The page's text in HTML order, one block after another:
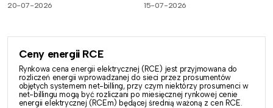
20-07-2026 15-07-2026
Ceny energii RCE
Rynkowa cena energii elektrycznej (RCE) jest przyjmowana do
rozliczeń energii wprowadzanej do sieci przez prosumentów
objętych systemem net-billing, przy czym niektórzy prosumenci w
net-billingu mogą być rozliczani po miesięcznej rynkowej cenie
energii elektrycznej (RCEm) będącej średnią ważoną z cen RCE.